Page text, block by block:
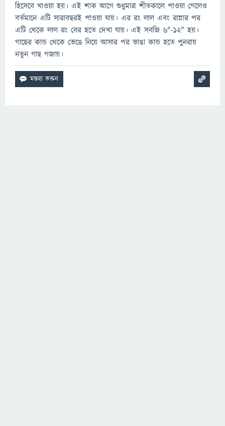
হিসেবে খাওয়া হয়। এই শাক আগে শুধুমাত্র শীতকালে পাওয়া গেলেও
বর্তমানে এটি সারাবছরই পাওয়া যায়। এর রং লাল এবং রান্নার পর
এটি থেকে লাল রং বের হতে দেখা যায়। এই সবজি ৬"-১২" হয়।
গাছের কান্ড থেকে ভেঙে নিয়ে আসার পর ভাঙা কান্ড হতে পুনরায়
নতুন গাছ গজায়।